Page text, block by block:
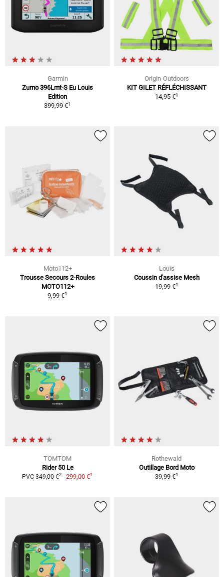
Garmin
Zumo 396Lmt-S Eu Louis
Edition
399,99 €1
Origin-Outdoors
KIT GILET RÉFLÉCHISSANT
14,95 €1
Moto112+
Trousse Secours 2-Roules
MOTO112+
9,99 €1
Louis
Coussin d'assise Mesh
19,99 €1
TOMTOM
Rider 50 Le
PVC 349,00 €2 299,00 €1
Rothewald
Outillage Bord Moto
39,99 €1